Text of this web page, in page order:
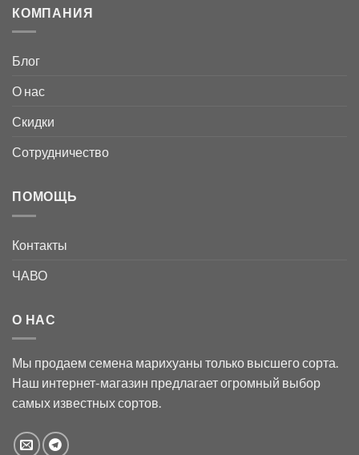
КОМПАНИЯ
Блог
О нас
Скидки
Сотрудничество
ПОМОЩЬ
Контакты
ЧАВО
О НАС
Мы продаем семена марихуаны только высшего сорта.
Наш интернет-магазин предлагает огромный выбор
самых известных сортов.